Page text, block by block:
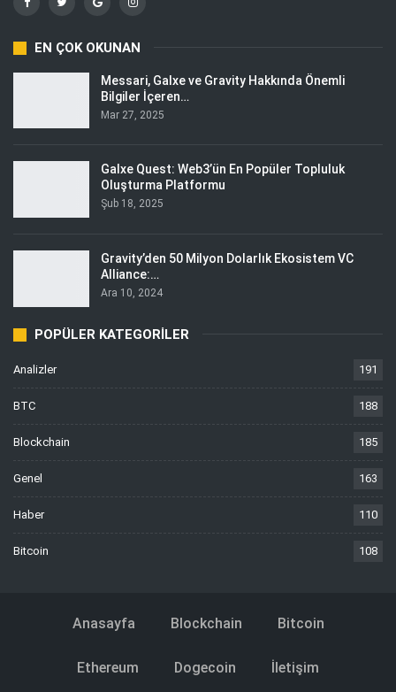
EN ÇOK OKUNAN
Messari, Galxe ve Gravity Hakkında Önemli
Bilgiler İçeren…
Mar 27, 2025
Galxe Quest: Web3’ün En Popüler Topluluk
Oluşturma Platformu
Şub 18, 2025
Gravity’den 50 Milyon Dolarlık Ekosistem VC
Alliance:…
Ara 10, 2024
POPÜLER KATEGORILER
Analizler 191
BTC 188
Blockchain 185
Genel 163
Haber 110
Bitcoin 108
Anasayfa Blockchain Bitcoin
Ethereum Dogecoin İletişim